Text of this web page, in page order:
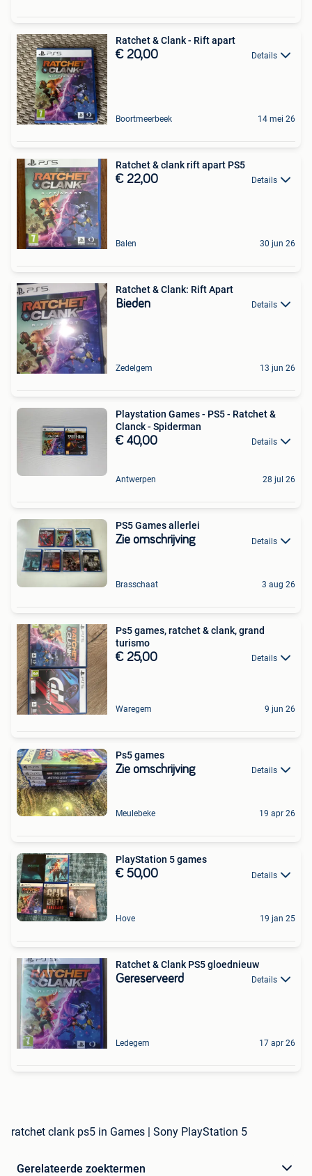
Ratchet & Clank - Rift apart
€ 20,00 Details
Boortmeerbeek 14 mei 26
Ratchet & clank rift apart PS5
€ 22,00 Details
Balen 30 jun 26
Ratchet & Clank: Rift Apart
Bieden Details
Zedelgem 13 jun 26
Playstation Games - PS5 - Ratchet &
Clanck - Spiderman
€ 40,00 Details
Antwerpen 28 jul 26
PS5 Games allerlei
Zie omschrijving Details
Brasschaat 3 aug 26
Ps5 games, ratchet & clank, grand
turismo
€ 25,00 Details
Waregem 9 jun 26
Ps5 games
Zie omschrijving Details
Meulebeke 19 apr 26
PlayStation 5 games
€ 50,00 Details
Hove 19 jan 25
Ratchet & Clank PS5 gloednieuw
Gereserveerd Details
Ledegem 17 apr 26
ratchet clank ps5 in Games | Sony PlayStation 5
Gerelateerde zoektermen